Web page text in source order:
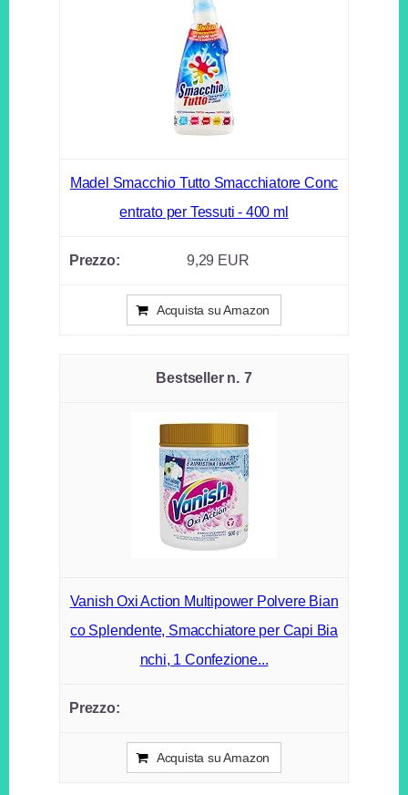
Madel Smacchio Tutto Smacchiatore Conc
entrato per Tessuti - 400 ml
9,29 EUR
Acquista su Amazon
7
Vanish Oxi Action Multipower Polvere Bian
co Splendente, Smacchiatore per Capi Bia
nchi, 1 Confezione...
Acquista su Amazon